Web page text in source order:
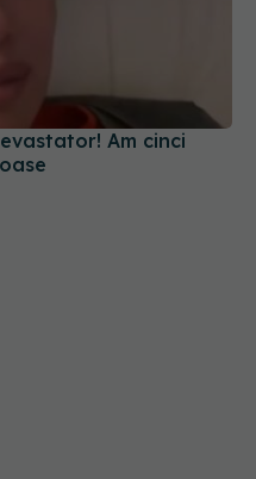
Am cinci